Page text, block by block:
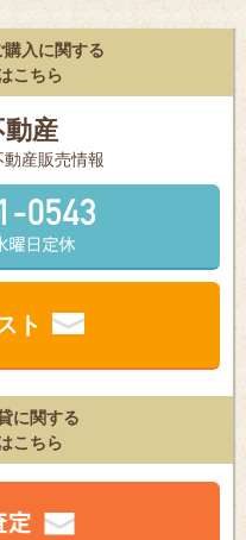
入に関する
こちら
産
産販売情報
ト
に関する
こちら